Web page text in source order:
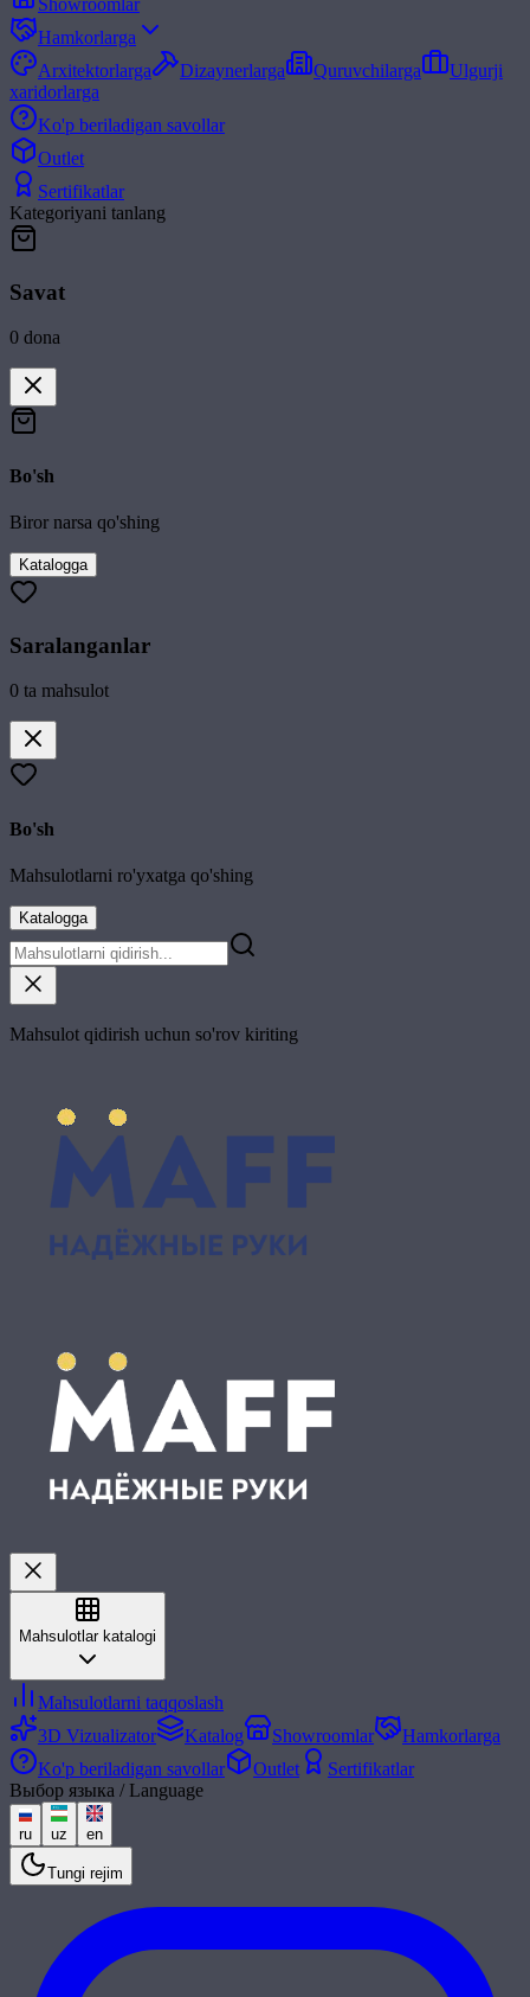
Showroomlar
Hamkorlarga
Arxitektorlarga
Dizaynerlarga Quruvchilarga
Ulgurji
xaridorlarga
Ko'p beriladigan savollar
Outlet
Sertifikatlar
Kategoriyani tanlang
Savat
0 dona
Bo'sh
Biror narsa qo'shing
Katalogga
Saralanganlar
0 ta mahsulot
Bo'sh
Mahsulotlarni ro'yxatga qo'shing
Katalogga
Mahsulot qidirish uchun so'rov kiriting
Mahsulotlar katalogi
Mahsulotlarni taqqoslash
3D Vizualizator
Katalog Showroomlar
Hamkorlarga
Ko'p beriladigan savollar
Outlet
Sertifikatlar
Выбор языка / Language
ru uz en
Tungi rejim